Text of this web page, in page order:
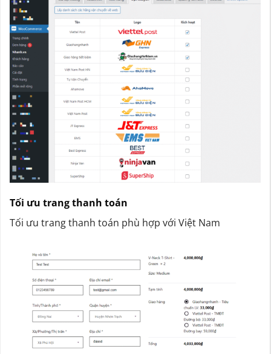
Tối ưu trang thanh toán
Tối ưu trang thanh toán phù hợp với Việt Nam